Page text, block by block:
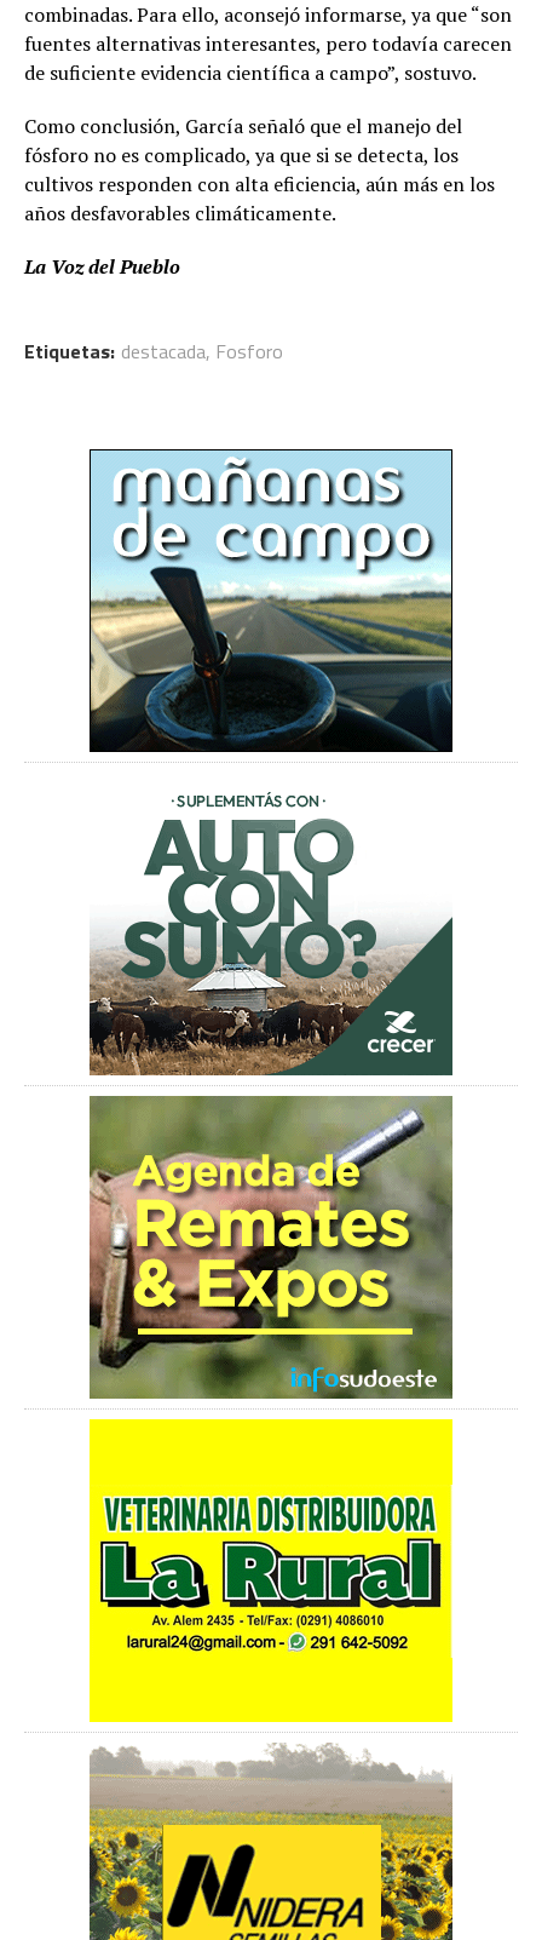
combinadas. Para ello, aconsejó informarse, ya que “son
fuentes alternativas interesantes, pero todavía carecen
de suficiente evidencia científica a campo”, sostuvo.
Como conclusión, García señaló que el manejo del
fósforo no es complicado, ya que si se detecta, los
cultivos responden con alta eficiencia, aún más en los
años desfavorables climáticamente.
La Voz del Pueblo
Etiquetas: destacada, Fosforo